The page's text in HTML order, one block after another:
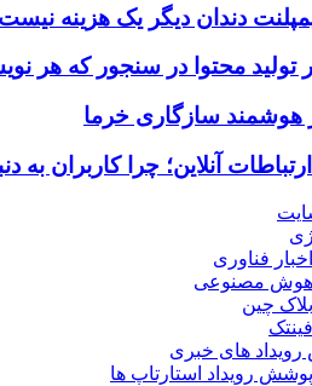
دندان دیگر یک هزینه
هوشمند سازگاری خرما
ارتباطات آنلاین؛ چرا کاربران
اخبار فناوری
هوش مصنوعی
بلاک چین
فینتک
های خبری
پوشش رویداد استارتاپ ها